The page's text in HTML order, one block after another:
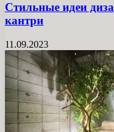
Стильные идеи
кантри
11.09.2023